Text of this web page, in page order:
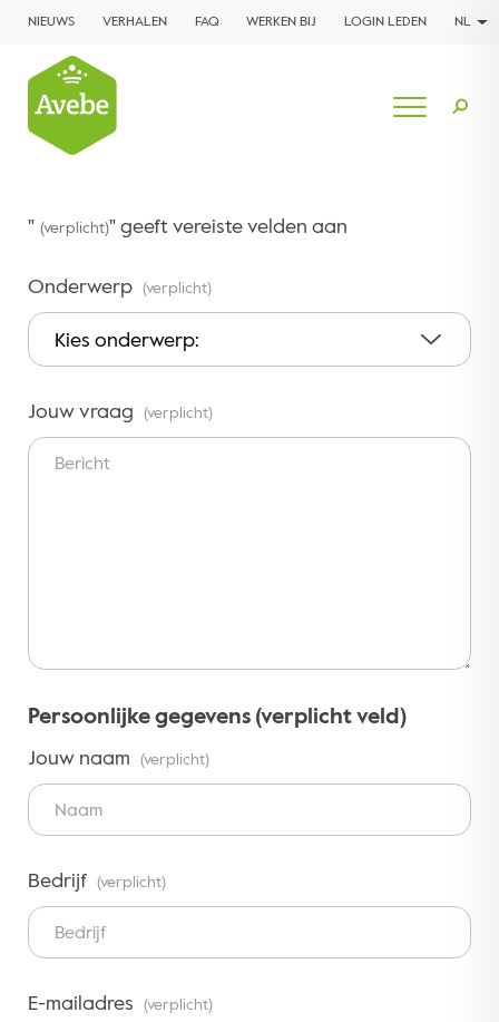
NIEUWS VERHALEN FAQ WERKEN BIJ LOGIN LEDEN NL
" (verplicht)" geeft vereiste velden aan
Onderwerp (verplicht)
Jouw vraag (verplicht)
Persoonlijke gegevens (verplicht veld)
Jouw naam (verplicht)
Bedrijf (verplicht)
E-mailadres (verplicht)